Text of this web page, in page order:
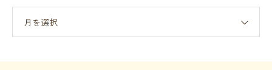
月を選択